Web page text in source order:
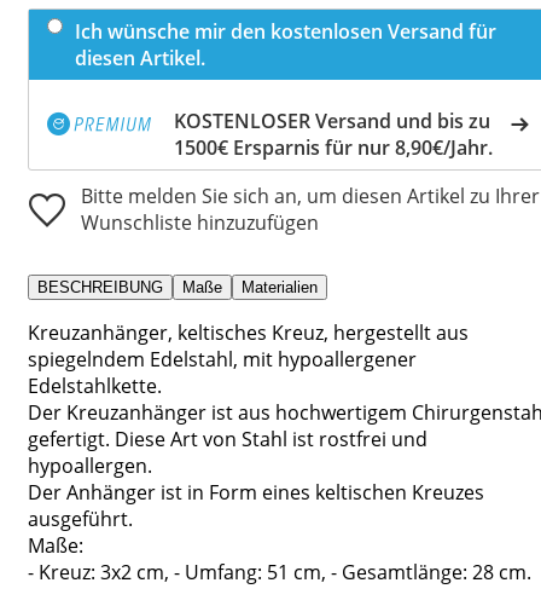
Ich wünsche mir den kostenlosen Versand für
diesen Artikel.
KOSTENLOSER Versand und bis zu
1500€ Ersparnis für nur 8,90€/Jahr.
Bitte melden Sie sich an, um diesen Artikel zu Ihrer
Wunschliste hinzuzufügen
BESCHREIBUNG Maße Materialien
Kreuzanhänger, keltisches Kreuz, hergestellt aus
spiegelndem Edelstahl, mit hypoallergener
Edelstahlkette.
Der Kreuzanhänger ist aus hochwertigem
gefertigt. Diese Art von Stahl ist rostfrei und
hypoallergen.
Der Anhänger ist in Form eines keltischen Kreuzes
ausgeführt.
Maße:
- Kreuz: 3x2 cm, - Umfang: 51 cm, - Gesamtlänge: 28 cm.